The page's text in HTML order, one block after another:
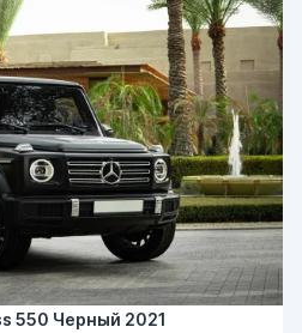
550 Черный 2021